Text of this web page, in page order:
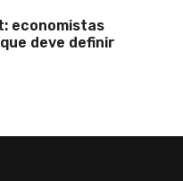
economistas
deve definir